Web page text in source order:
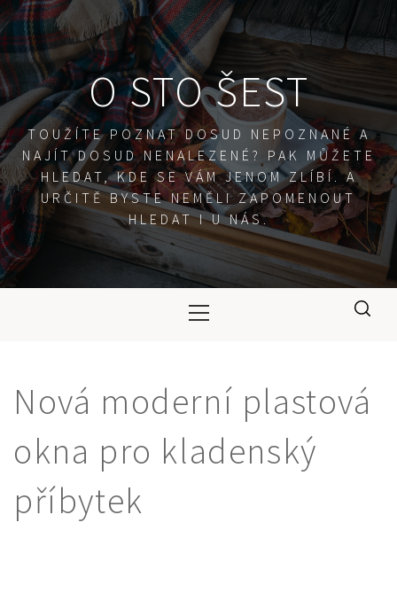
Skip
to
content
O STO ŠEST
TOUŽÍTE POZNAT DOSUD NEPOZNANÉ A
NAJÍT DOSUD NENALEZENÉ? PAK MŮŽETE
HLEDAT, KDE SE VÁM JENOM ZLÍBÍ. A
URČITĚ BYSTE NEMĚLI ZAPOMENOUT
HLEDAT I U NÁS.
Menu
Nová moderní plastová
okna pro kladenský
příbytek